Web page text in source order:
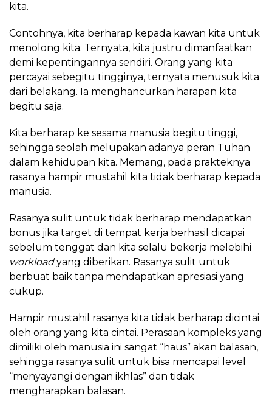
kita.
Contohnya, kita berharap kepada kawan kita untuk
menolong kita. Ternyata, kita justru dimanfaatkan
demi kepentingannya sendiri. Orang yang kita
percayai sebegitu tingginya, ternyata menusuk kita
dari belakang. Ia menghancurkan harapan kita
begitu saja.
Kita berharap ke sesama manusia begitu tinggi,
sehingga seolah melupakan adanya peran Tuhan
dalam kehidupan kita. Memang, pada prakteknya
rasanya hampir mustahil kita tidak berharap kepada
manusia.
Rasanya sulit untuk tidak berharap mendapatkan
bonus jika target di tempat kerja berhasil dicapai
sebelum tenggat dan kita selalu bekerja melebihi
workloadyang diberikan. Rasanya sulit untuk
berbuat baik tanpa mendapatkan apresiasi yang
cukup.
Hampir mustahil rasanya kita tidak berharap dicintai
oleh orang yang kita cintai. Perasaan kompleks yang
dimiliki oleh manusia ini sangat “haus” akan balasan,
sehingga rasanya sulit untuk bisa mencapai level
“menyayangi dengan ikhlas” dan tidak
mengharapkan balasan.